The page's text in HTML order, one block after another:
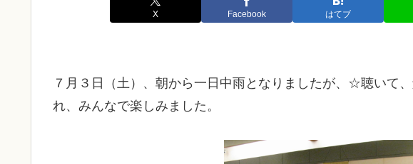
X Facebook はてブ
７月３日（土）、朝から一日中雨となりましたが、☆聴いて
れ、みんなで楽しみました。